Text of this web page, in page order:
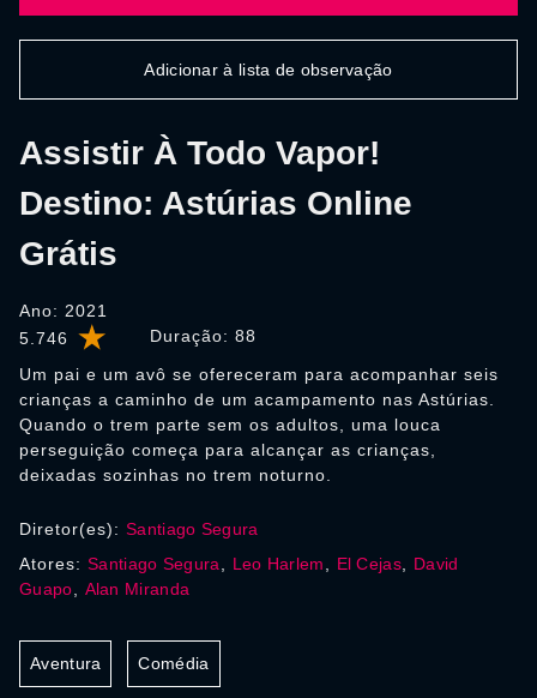
5.746 Duração: 88
Assistir À Todo Vapor!
Destino: Astúrias Online
Grátis
Ano: 2021
Um pai e um avô se ofereceram para acompanhar seis
crianças a caminho de um acampamento nas Astúrias.
Quando o trem parte sem os adultos, uma louca
perseguição começa para alcançar as crianças,
deixadas sozinhas no trem noturno.
Adicionar à lista de observação
Diretor(es): Santiago Segura
Atores: Santiago Segura Leo Harlem El Cejas, David
Guapo
Alan Miranda
Aventura Comédia